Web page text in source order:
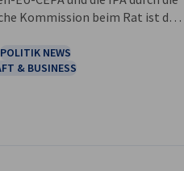
Kommission beim Rat ist der
Abkommen sollen den
den Marktzugang
POLITIK NEWS
& BUSINESS